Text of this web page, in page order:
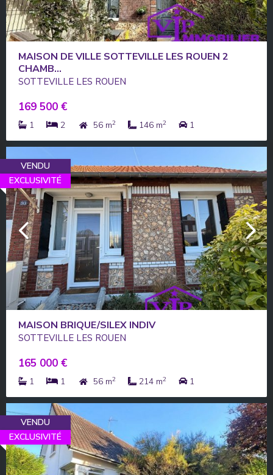
MAISON DE VILLE SOTTEVILLE LES ROUEN 2
CHAMB...
SOTTEVILLE LES ROUEN
169 500 €
1 2 56 m2 146 m2 1
VENDU
EXCLUSIVITÉ
MAISON BRIQUE/SILEX INDIV
SOTTEVILLE LES ROUEN
165 000 €
1 1 56 m2 214 m2 1
VENDU
EXCLUSIVITÉ